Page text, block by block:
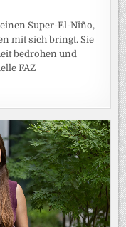
Super-El-Niño,
mit sich bringt. Sie
bedrohen und
FAZ